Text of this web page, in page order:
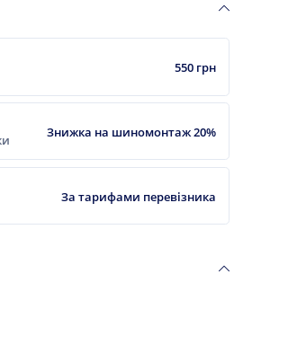
550 грн
Знижка на шиномонтаж 20%
За тарифами перевізника